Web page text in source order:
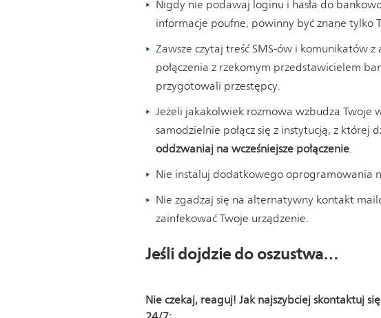
Nigdy nie podawaj loginu i hasła do
informacje poufne, powinny być znane tylko
Zawsze czytaj treść SMS-ów i komunikatów
połączenia z rzekomym przedstawicielem
przygotowali przestępcy.
Jeżeli jakakolwiek rozmowa wzbudza Twoje
samodzielnie połącz się z instytucją, z której
oddzwaniaj na wcześniejsze połączenie.
Nie instaluj dodatkowego oprogramowania
Nie zgadzaj się na alternatywny kontakt
zainfekować Twoje urządzenie.
Jeśli dojdzie do oszustwa…
Nie czekaj, reaguj! Jak najszybciej skontaktuj